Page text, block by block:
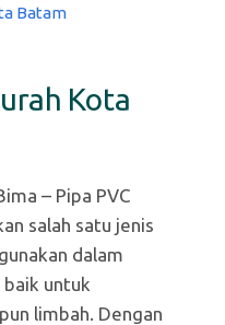
Batam
Kota
– Pipa PVC
salah satu jenis
dalam
untuk
limbah. Dengan